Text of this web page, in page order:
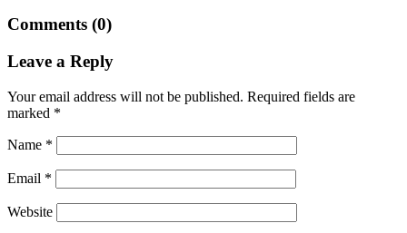
Comments (0)
Leave a Reply
Your email address will not be published. Required fields are
marked *
Name *
Email *
Website